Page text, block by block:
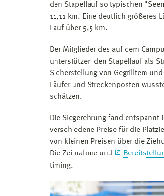
den Stapellauf so typischen
11,11 km. Eine deutlich größeres
Lauf über 5,5 km.
Der Mitglieder des auf dem
unterstützen den Stapellauf als
Sicherstellung von Gegrilltem
Läufer und Streckenposten
schätzen.
Die Siegerehrung fand entspannt
verschiedene Preise für die
von kleinen Preisen über die
Die Zeitnahme und
timing.